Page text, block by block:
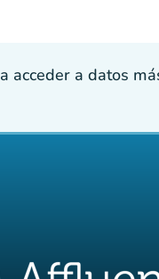
acceder a datos